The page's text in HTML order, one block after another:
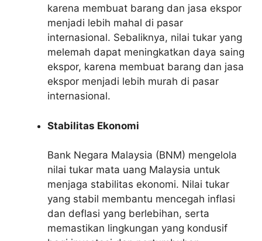
karena membuat barang dan jasa ekspor
menjadi lebih mahal di pasar
internasional. Sebaliknya, nilai tukar yang
melemah dapat meningkatkan daya saing
ekspor, karena membuat barang dan jasa
ekspor menjadi lebih murah di pasar
internasional.
Stabilitas Ekonomi
Bank Negara Malaysia (BNM) mengelola
nilai tukar mata uang Malaysia untuk
menjaga stabilitas ekonomi. Nilai tukar
yang stabil membantu mencegah inflasi
dan deflasi yang berlebihan, serta
memastikan lingkungan yang kondusif